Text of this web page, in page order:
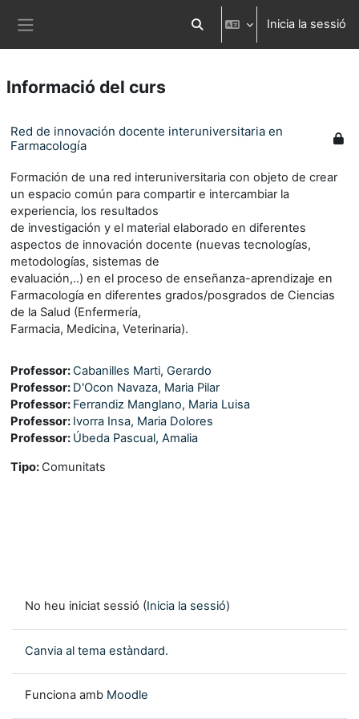
Commuta l'entrada de la cerca
Inicia la sessió
Informació del curs
Red de innovación docente interuniversitaria en
Farmacología
Formación de una red interuniversitaria con objeto de crear
un espacio común para compartir e intercambiar la
experiencia, los resultados
de investigación y el material elaborado en diferentes
aspectos de innovación docente (nuevas tecnologías,
metodologías, sistemas de
evaluación,..) en el proceso de enseñanza-aprendizaje en
Farmacología en diferentes grados/posgrados de Ciencias
de la Salud (Enfermería,
Farmacia, Medicina, Veterinaria).
Professor:Cabanilles Marti, Gerardo
Professor: D'Ocon Navaza, Maria Pilar
Professor: Ferrandiz Manglano, Maria Luisa
Professor: Ivorra Insa, Maria Dolores
Professor: Úbeda Pascual, Amalia
Tipo: Comunitats
No heu iniciat sessió (Inicia la sessió)
Canvia al tema estàndard.
Funciona amb Moodle